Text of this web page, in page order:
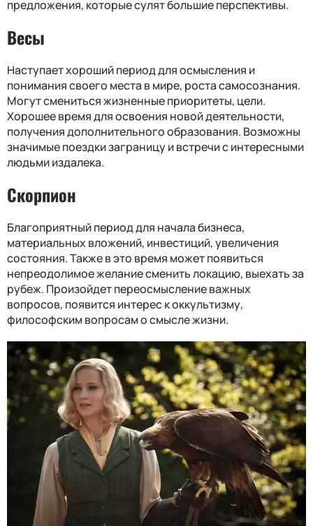
предложения, которые сулят большие перспективы.
Весы
Наступает хороший период для осмысления и
понимания своего места в мире, роста самосознания.
Могут смениться жизненные приоритеты, цели.
Хорошее время для освоения новой деятельности,
получения дополнительного образования. Возможны
значимые поездки заграницу и встречи с интересными
людьми издалека.
Скорпион
Благоприятный период для начала бизнеса,
материальных вложений, инвестиций, увеличения
состояния. Также в это время может появиться
непреодолимое желание сменить локацию, выехать за
рубеж. Произойдет переосмысление важных
вопросов, появится интерес к оккультизму,
философским вопросам о смысле жизни.